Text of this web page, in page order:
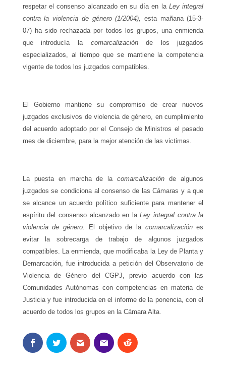
respetar el consenso alcanzado en su día en la Leyintegral
contra la violencia de género (1/2004), esta mañana (15-3-
07) ha sido rechazada por todos los grupos, una enmienda
que introducía la comarcalizaciónde los juzgados
especializados, al tiempo que se mantiene la competencia
vigente de todos los juzgados compatibles.
El Gobierno mantiene su compromiso de crear nuevos
juzgados exclusivos de violencia de género, en cumplimiento
del acuerdo adoptado por el Consejo de Ministros el pasado
mes de diciembre, para la mejor atención de las victimas.
La puesta en marcha de lacomarcalizaciónde algunos
juzgados se condiciona al consenso de las Cámaras y a que
se alcance un acuerdo político suficiente para mantener el
espíritu del consenso alcanzado en laLey integral contra la
violencia de género.
El objetivo de la comarcalizaciónes
evitar la sobrecarga de trabajo de algunos juzgados
compatibles. La enmienda, que modificaba la Ley de Planta y
Demarcación, fue introducida a petición del Observatorio de
Violencia de Género del CGPJ, previo acuerdo con las
Comunidades Autónomas con competencias en materia de
Justicia y fue introducida en el informe de la ponencia, con el
acuerdo de todos los grupos en la Cámara Alta.